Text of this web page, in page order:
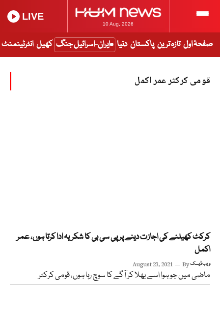
10 Aug, 2026
LIVE
صفحۂ اول تازہ ترین پاکستان دنیا ایران-اسرائیل جنگ کھیل انٹرٹینمنٹ
قومی کرکٹر عمر اکمل
کرکٹ کھیلنے کی اجازت دینے پر پی سی بی کا شکریہ ادا کرتا ہوں، عمر
اکمل
August 23, 2021 Byویب ڈیسک
ماضی میں جو ہوا اسے بھلا کر آگے کا سوچ رہا ہوں، قومی کرکٹر